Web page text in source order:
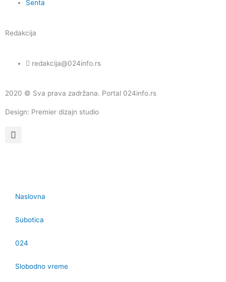
Senta
Redakcija
redakcija@024info.rs
2020 © Sva prava zadržana. Portal 024info.rs
Design: Premier dizajn studio
Naslovna
Subotica
024
Slobodno vreme